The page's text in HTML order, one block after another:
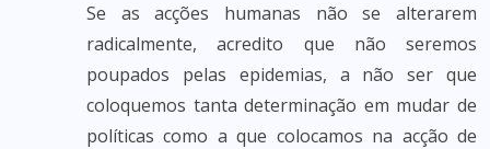
Se as acções humanas não se alterarem
radicalmente, acredito que não seremos
poupados pelas epidemias, a não ser que
coloquemos tanta determinação em mudar de
políticas como a que colocamos na acção de